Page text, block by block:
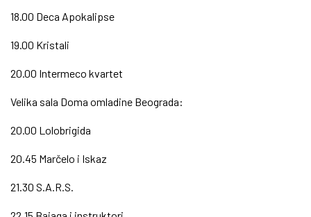
18.00 Deca Apokalipse
19.00 Kristali
20.00 Intermeco kvartet
Velika sala Doma omladine Beograda:
20.00 Lolobrigida
20.45 Marčelo i Iskaz
21.30 S.A.R.S.